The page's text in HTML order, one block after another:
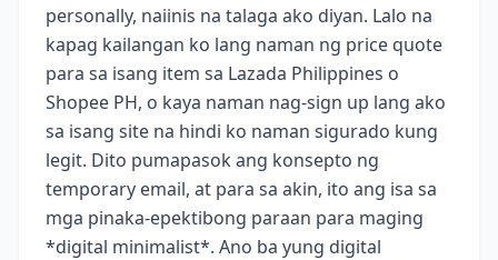
personally, naiinis na talaga ako diyan. Lalo na
kapag kailangan ko lang naman ng price quote
para sa isang item sa Lazada Philippines o
Shopee PH, o kaya naman nag-sign up lang ako
sa isang site na hindi ko naman sigurado kung
legit. Dito pumapasok ang konsepto ng
temporary email, at para sa akin, ito ang isa sa
mga pinaka-epektibong paraan para maging
*digital minimalist*. Ano ba yung digital